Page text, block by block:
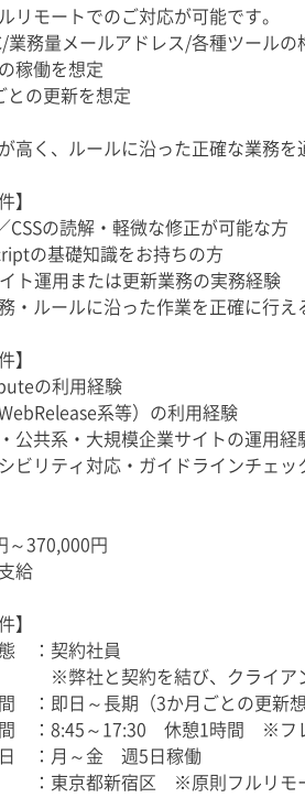
リモートでのご対応が可能です。
業務量メールアドレス/各種ツールの
稼働を想定
との更新を想定
高く、ルールに沿った正確な業務
】
CSSの読解・軽微な修正が可能な方
の基礎知識をお持ちの方
ト運用または更新業務の実務経験
・ルールに沿った作業を正確に行え
】
の利用経験
WebRelease系等）の利用経験
公共系・大規模企業サイトの運用経
ビリティ対応・ガイドラインチェッ
～370,000円
給
】
態 ：契約社員
契約を結び、クライアント先
：即日～長期（3か月ごとの更新想
間 ：8:45～17:30 休憩1時間 ※フ
日 ：月～金 週5日稼働
：東京都新宿区 ※原則フルリモ